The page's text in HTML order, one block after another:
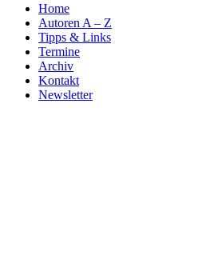
Home
Autoren A – Z
Tipps & Links
Termine
Archiv
Kontakt
Newsletter